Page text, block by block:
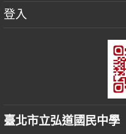
登入
臺北市立弘道國民中學